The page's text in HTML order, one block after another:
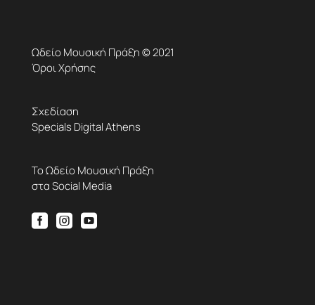
Ωδείο Μουσική Πράξη © 2021
Όροι Χρήσης
Σχεδίαση
Specials Digital Athens
Το Ωδείο Μουσική Πράξη
στα Social Media
  